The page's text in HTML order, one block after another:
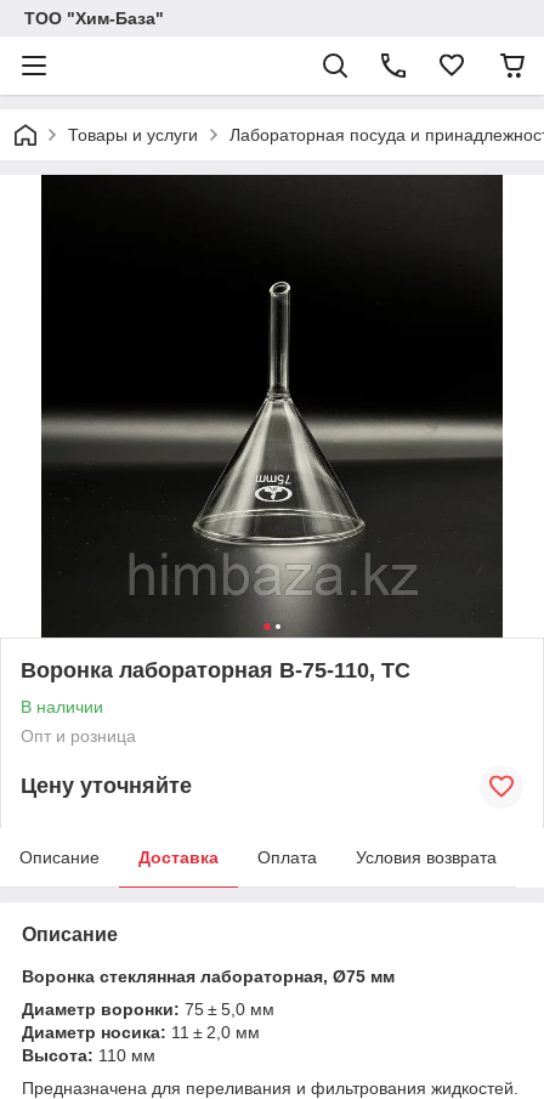
ТОО "Хим-База"
Товары и услуги Лабораторная посуда и
Воронка лабораторная В-75-110, ТС
В наличии
Опт и розница
Цену уточняйте
Описание Доставка Оплата Условия возврата
Описание
Воронка стеклянная лабораторная, Ø75 мм
Диаметр воронки: 75 ± 5,0 мм
Диаметр носика: 11 ± 2,0 мм
Высота: 110 мм
Предназначена для переливания и фильтрования жидкостей.